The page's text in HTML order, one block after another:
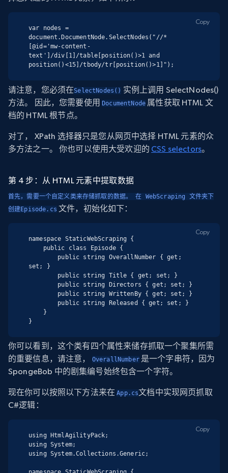
var nodes =
document.DocumentNode.SelectNodes("//*
[@id='mw-content-
text']/div[1]/table[position()>1 and
position()<15]/tbody/tr[position()>1]");
Copy
请注意，您必须在SelectNodes() 实例上调用 SelectNodes()
方法。 因此，您需要使用 DocumentNode 属性获取 HTML 文
档的 HTML 根节点。
对了， XPath 选择器只是您从网页中选择 HTML 元素的众
多方法之一。 你也可以使用大受欢迎的 CSS selectors。
第 4 步：从 HTML 元素中提取数据
首先，需要一个自定义类来存储抓取的数据。 在 WebScraping 文件夹下
创建Episode.cs 文件，初始化如下：
namespace StaticWebScraping {
set; }
}
Copy
你可以看到，这个类有四个属性来储存抓取一个聚集所需
的重要信息，请注意，
OverallNumber是一个字串符，因为
SpongeBob 中的剧集编号始终包含一个字符。
现在你可以按照以下方法来在 App.cs文档中实现网页抓取
C#逻辑：
using HtmlAgilityPack;
using System;
using System.Collections.Generic;
Copy